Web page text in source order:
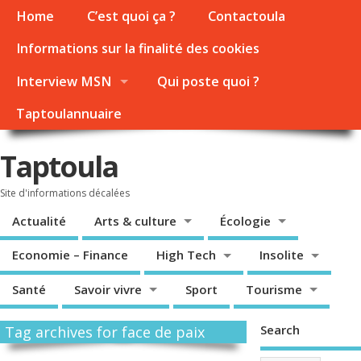
Home C’est quoi ça ?
Contactoula
Informations sur la finalité des cookies
Interview MSN
Qui poste quoi ?
Taptoulannuaire
Taptoula
Site d'informations décalées
Actualité Arts & culture Écologie
Economie – Finance High Tech Insolite
Santé Savoir vivre Sport Tourisme
Tag archives for face de paix Search